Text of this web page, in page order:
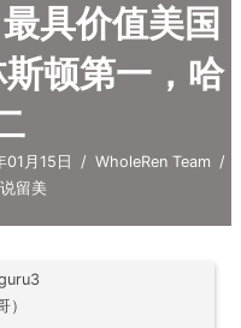
具价值美国
顿第一，哈
月15日 / WholeRen Team /
留美